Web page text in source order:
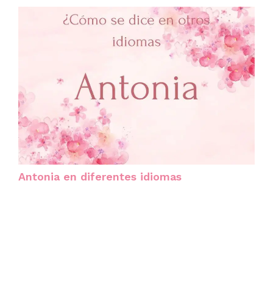
Antonia en diferentes idiomas